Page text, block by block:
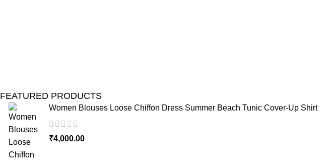
FEATURED PRODUCTS
Women Blouses Loose Chiffon Dress Summer Beach Tunic Cover-Up Shirt
₹4,000.00